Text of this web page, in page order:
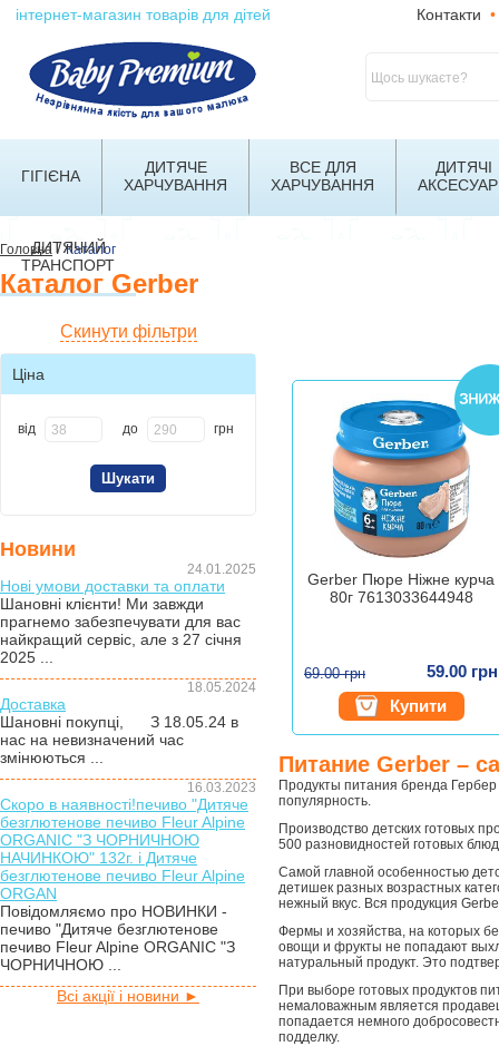
інтернет-магазин товарів для дітей Контакти •
ГІГІЄНА
ДИТЯЧЕ
ХАРЧУВАННЯ
ВСЕ ДЛЯ
ХАРЧУВАННЯ
ДИТЯЧІ
ДИТЯЧИЙ
ТРАНСПОРТ
Головна/Каталог
Каталог Gerber
Скинути фільтри
Ціна
від до грн
Новини
24.01.2025
Нові умови доставки та оплати
Шановні клієнти! Ми завжди
прагнемо забезпечувати для вас
найкращий сервіс, але з 27 січня
2025 ...
18.05.2024
Доставка
Шановні покупці, З 18.05.24 в
нас на невизначений час
змінюються ...
16.03.2023
Скоро в наявності!печиво "Дитяче
безглютенове печиво Fleur Alpine
ORGANIC "З ЧОРНИЧНОЮ
НАЧИНКОЮ" 132г. і Дитяче
безглютенове печиво Fleur Alpine
ORGAN
Повідомляємо про НОВИНКИ -
печиво "Дитяче безглютенове
печиво Fleur Alpine ORGANIC "З
ЧОРНИЧНОЮ ...
Всі акції і новини ►
Gerber Пюре Ніжне курча
80г 7613033644948
69.00 грн
59.00 грн
Купити
Питание Gerber –
Продукты питания бренда
популярность.
Производство детских готовых
500 разновидностей готовых
Самой главной особенностью
детишек разных возрастных
нежный вкус. Вся продукция
Фермы и хозяйства, на которых
овощи и фрукты не попадают
натуральный продукт. Это
При выборе готовых продуктов
немаловажным является
попадается немного
подделку.